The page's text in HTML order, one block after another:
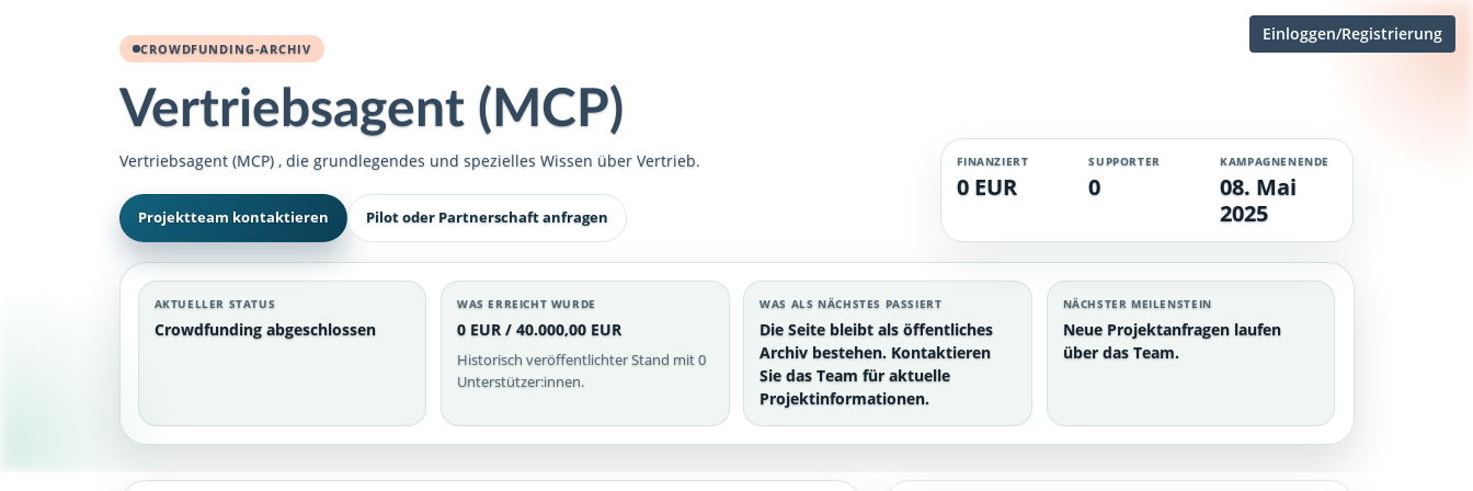
Einloggen/Registrierung
CROWDFUNDING-ARCHIV
Vertriebsagent (MCP)
Vertriebsagent (MCP) , die grundlegendes und spezielles Wissen über Vertrieb.
Projektteam kontaktieren Pilot oder Partnerschaft anfragen
FINANZIERT
0 EUR
SUPPORTER
0
KAMPAGNENENDE
08. Mai
2025
AKTUELLER STATUS
Crowdfunding abgeschlossen
WAS ERREICHT WURDE
0 EUR / 40.000,00 EUR
Historisch veröffentlichter Stand mit 0
Unterstützer:innen.
WAS ALS NÄCHSTES PASSIERT
Die Seite bleibt als öffentliches
Archiv bestehen. Kontaktieren
Sie das Team für aktuelle
Projektinformationen.
NÄCHSTER MEILENSTEIN
Neue Projektanfragen laufen
über das Team.